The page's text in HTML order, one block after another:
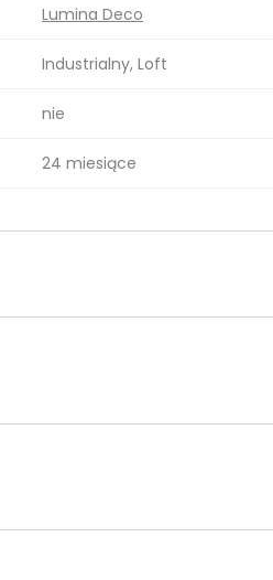
Lumina Deco
Industrialny, Loft
nie
24 miesiące